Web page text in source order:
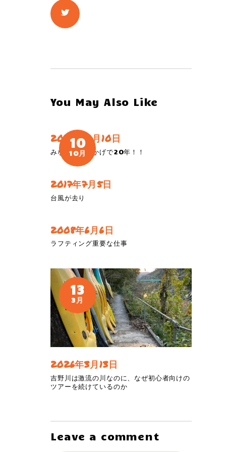
You May Also Like
10
10月
2019年10月10日
みなさまのおかげで20年！！
2017年7月5日
台風が去り
2008年6月6日
ラフティング重要な仕事
13
3月
2026年3月13日
吉野川は激流の川なのに、なぜ初心者向けの
ツアーを続けているのか
Leave a comment